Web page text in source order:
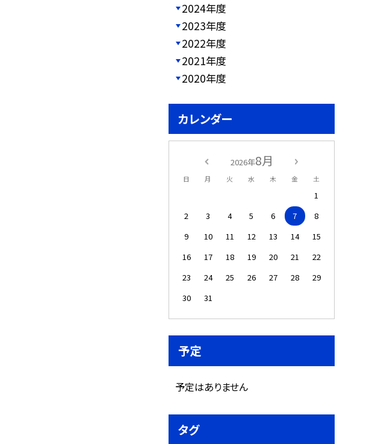
2024年度
2023年度
2022年度
2021年度
2020年度
カレンダー
2026年8月
日 月 火 水 木 金 土
1
2
3 4 5 6 7
8
9
10 11 12 13 14
15
16
17 18 19 20 21
22
23
24 25 26 27 28
29
30
31
予定
予定はありません
タグ